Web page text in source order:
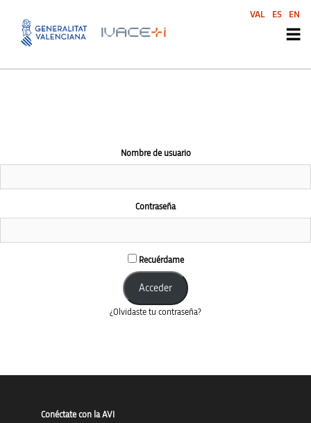
Nombre de usuario
Contraseña
Recuérdame
¿Olvidaste tu contraseña?
Conéctate con la AVI
VAL ES EN